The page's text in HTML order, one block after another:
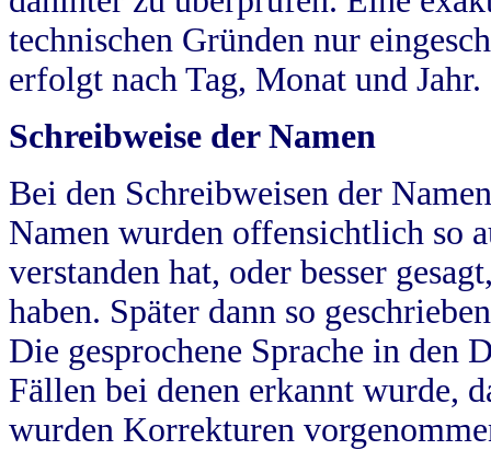
technischen Gründen nur
erfolgt nach Tag, Monat und Jahr.
Schreibweise der Namen
Bei den Schreibweisen der
Namen wurden offensichtlich so
verstanden hat, oder besser
haben. Später dann so
Die gesprochene Sprache in
Fällen bei denen erkannt wurde,
wurden Korrekturen